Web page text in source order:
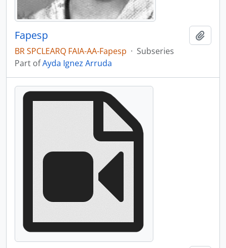
Fapesp
BR SPCLEARQ FAIA-AA-Fapesp · Subseries
Part ofAyda Ignez Arruda